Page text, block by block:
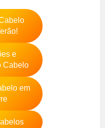
e
Cabelo
em